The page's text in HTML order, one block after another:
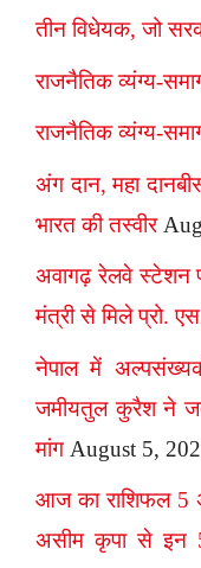
तीन विधेयक, जो
राजनैतिक व्यंग्य-
राजनैतिक व्यंग्य-
अंग दान, महा
भारत की तस्वीर
अवागढ़ रेलवे स्टेशन
मंत्री से मिले प्रो.
नेपाल में
जमीयतुल कुरैश ने
मांग August 5,
आज का राशिफल 5
असीम कृपा से इन 5